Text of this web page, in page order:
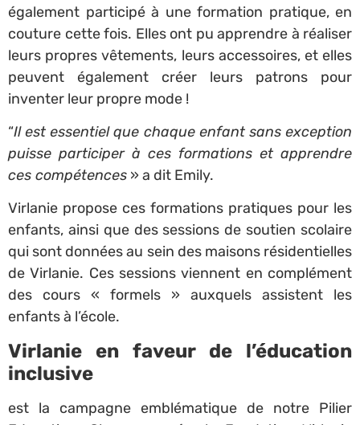
également participé à une formation pratique, en
couture cette fois. Elles ont pu apprendre à réaliser
leurs propres vêtements, leurs accessoires, et elles
peuvent également créer leurs patrons pour
inventer leur propre mode !
“Il est essentiel que chaque enfant sans exception
puisse participer à ces formations et apprendre
ces compétences » a dit Emily.
Virlanie propose ces formations pratiques pour les
enfants, ainsi que des sessions de soutien scolaire
qui sont données au sein des maisons résidentielles
de Virlanie. Ces sessions viennent en complément
des cours « formels » auxquels assistent les
enfants à l’école.
Virlanie en faveur de l’éducation
inclusive
est la campagne emblématique de notre Pilier